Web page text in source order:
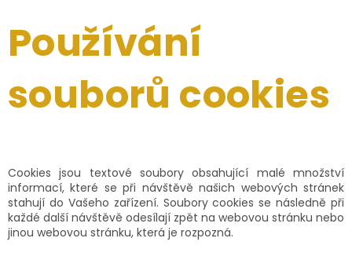
Používání
souborů cookies
Cookies jsou textové soubory obsahující malé množství
informací, které se při návštěvě našich webových stránek
stahují do Vašeho zařízení. Soubory cookies se následně při
každé další návštěvě odesílají zpět na webovou stránku nebo
jinou webovou stránku, která je rozpozná.